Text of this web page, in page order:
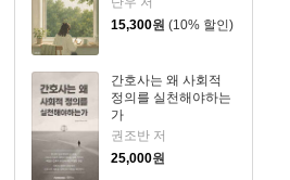
15,300원 (10% 할인)
간호사는 왜 사회적
정의를 실천해야하는
가
권조반 저
25,000원